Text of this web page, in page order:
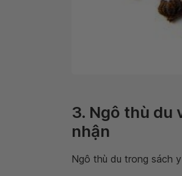
3. Ngô thù du
nhận
Ngô thù du trong sách